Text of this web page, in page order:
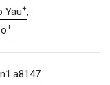
Yau+
+